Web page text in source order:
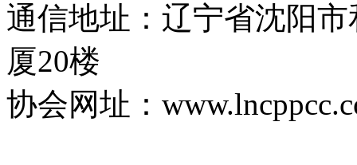
通信地址：辽宁省沈阳
厦20楼
协会网址：